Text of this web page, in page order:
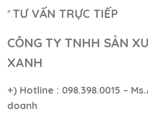
*.TƯ VẤN TRỰC TIẾP
CÔNG TY TNHH SẢN
XANH
+) Hotline : 098.398.0015 –
doanh